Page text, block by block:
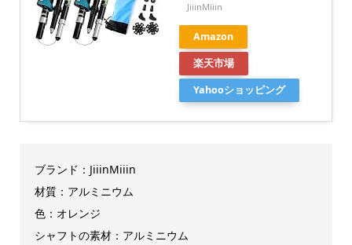
JiiinMiiin
Amazon
楽天市場
Yahooショッピング
ブランド：JiiinMiiin
材質：アルミニウム
色：オレンジ
シャフトの素材：アルミニウム